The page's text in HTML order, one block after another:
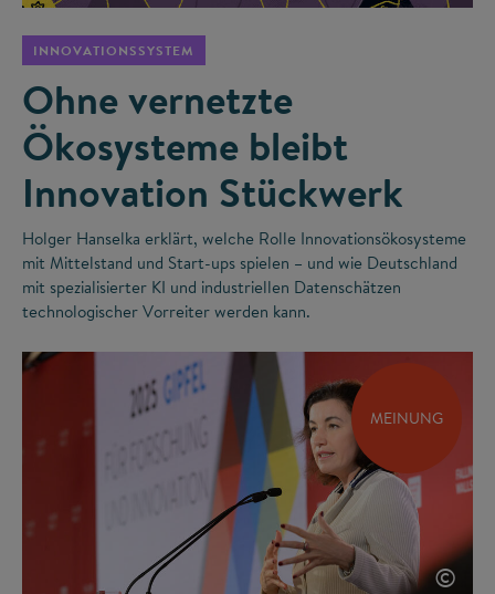
INNOVATIONSSYSTEM
Ohne vernetzte
Ökosysteme bleibt
Innovation Stückwerk
Holger Hanselka erklärt, welche Rolle Innovationsökosysteme
mit Mittelstand und Start-ups spielen – und wie Deutschland
mit spezialisierter KI und industriellen Datenschätzen
technologischer Vorreiter werden kann.
MEINUNG
©